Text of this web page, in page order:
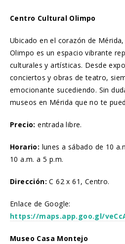
Centro Cultural Olimpo
Ubicado en el corazón de
Olimpo es un espacio vibrante
culturales y artísticas. Desde
conciertos y obras de teatro,
emocionante sucediendo. Sin
museos en Mérida que no te
Precio: entrada libre.
Horario: lunes a sábado de 10
10 a.m. a 5 p.m.
Dirección: C 62 x 61, Centro.
Enlace de Google:
https://maps.app.goo.gl/
Museo Casa Montejo